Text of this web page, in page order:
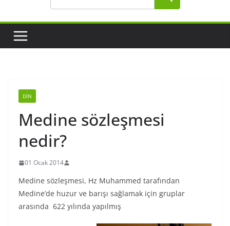
DIN
Medine sözleşmesi
nedir?
01 Ocak 2014
Medine sözleşmesi, Hz Muhammed tarafından
Medine’de huzur ve barışı sağlamak için gruplar
arasında 622 yılında yapılmış